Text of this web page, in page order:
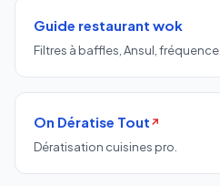
Guide restaurant wok
Filtres à baffles, Ansul, fréquence.
On Dératise Tout ↗
Dératisation cuisines pro.